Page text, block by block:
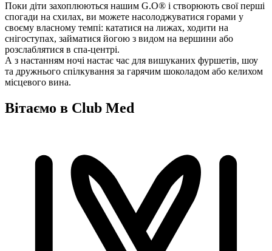
Поки діти захоплюються нашим G.O® і створюють свої перші
спогади на схилах, ви можете насолоджуватися горами у
своєму власному темпі: кататися на лижах, ходити на
снігоступах, займатися йогою з видом на вершини або
розслаблятися в спа-центрі.
А з настанням ночі настає час для вишуканих фуршетів, шоу
та дружнього спілкування за гарячим шоколадом або келихом
місцевого вина.
Вітаємо в Club Med